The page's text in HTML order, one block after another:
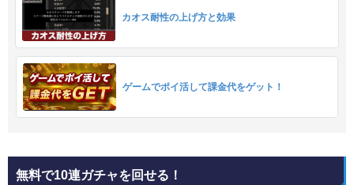
カオス耐性の上げ方と効果
ゲームでポイ活して課金代をゲット！
無料で10連ガチャを回せる！